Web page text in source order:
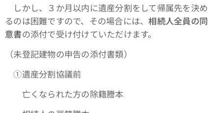
しかし、３か月以内に遺産分割をして帰属先を決め
るのは困難ですので、その場合には、相続人全員の同
意書の添付で受け付けていただけます。
（未登記建物の申告の添付書類）
①遺産分割協議前
亡くなられた方の除籍謄本